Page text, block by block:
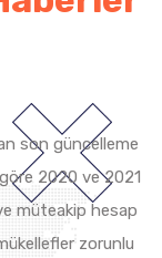
son güncelleme
2020 ve 2021
müteakip hesap
zorunlu